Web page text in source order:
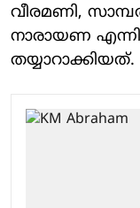
വീരമണി,
നാരായണ
തയ്യാറാക്കിയത്.